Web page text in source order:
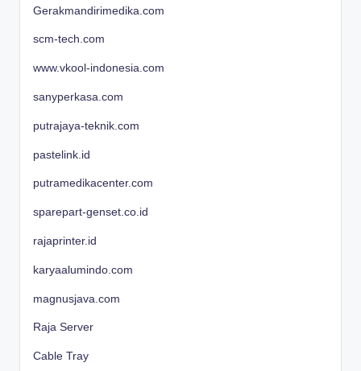
Gerakmandirimedika.com
scm-tech.com
www.vkool-indonesia.com
sanyperkasa.com
putrajaya-teknik.com
pastelink.id
putramedikacenter.com
sparepart-genset.co.id
rajaprinter.id
karyaalumindo.com
magnusjava.com
Raja Server
Cable Tray